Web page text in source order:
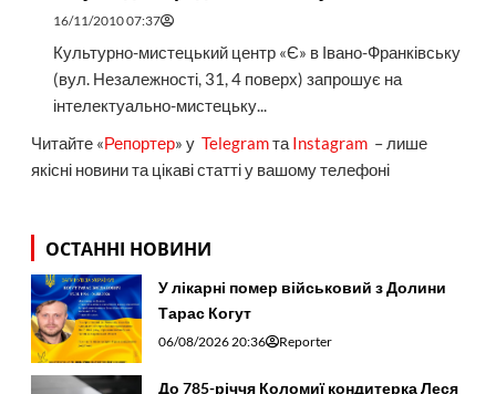
16/11/2010 07:37
Культурно-мистецький центр «Є» в Івано-Франківську
(вул. Незалежності, 31, 4 поверх) запрошує на
інтелектуально-мистецьку...
Читайте «Репортер» у Telegramта Instagram– лише
якісні новини та цікаві статті у вашому телефоні
ОСТАННІ НОВИНИ
У лікарні помер військовий з Долини
Тарас Когут
06/08/2026 20:36 Reporter
До 785-річчя Коломиї кондитерка Леся